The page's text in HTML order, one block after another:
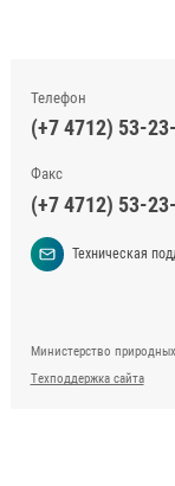
Телефон
(+7 4712) 53-
Факс
(+7 4712) 53-
Техническая
Министерство
Техподдержка сайта